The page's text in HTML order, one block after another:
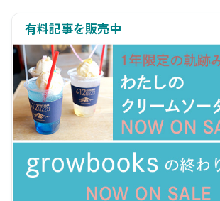
有料記事を販売中